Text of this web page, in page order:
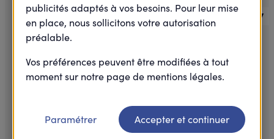
J-57
publicités adaptés à vos besoins. Pour leur mise
en place, nous sollicitons votre autorisation
préalable.
Vos préférences peuvent être modifiées à tout
moment sur notre page de mentions légales.
Paramétrer Accepter et continuer